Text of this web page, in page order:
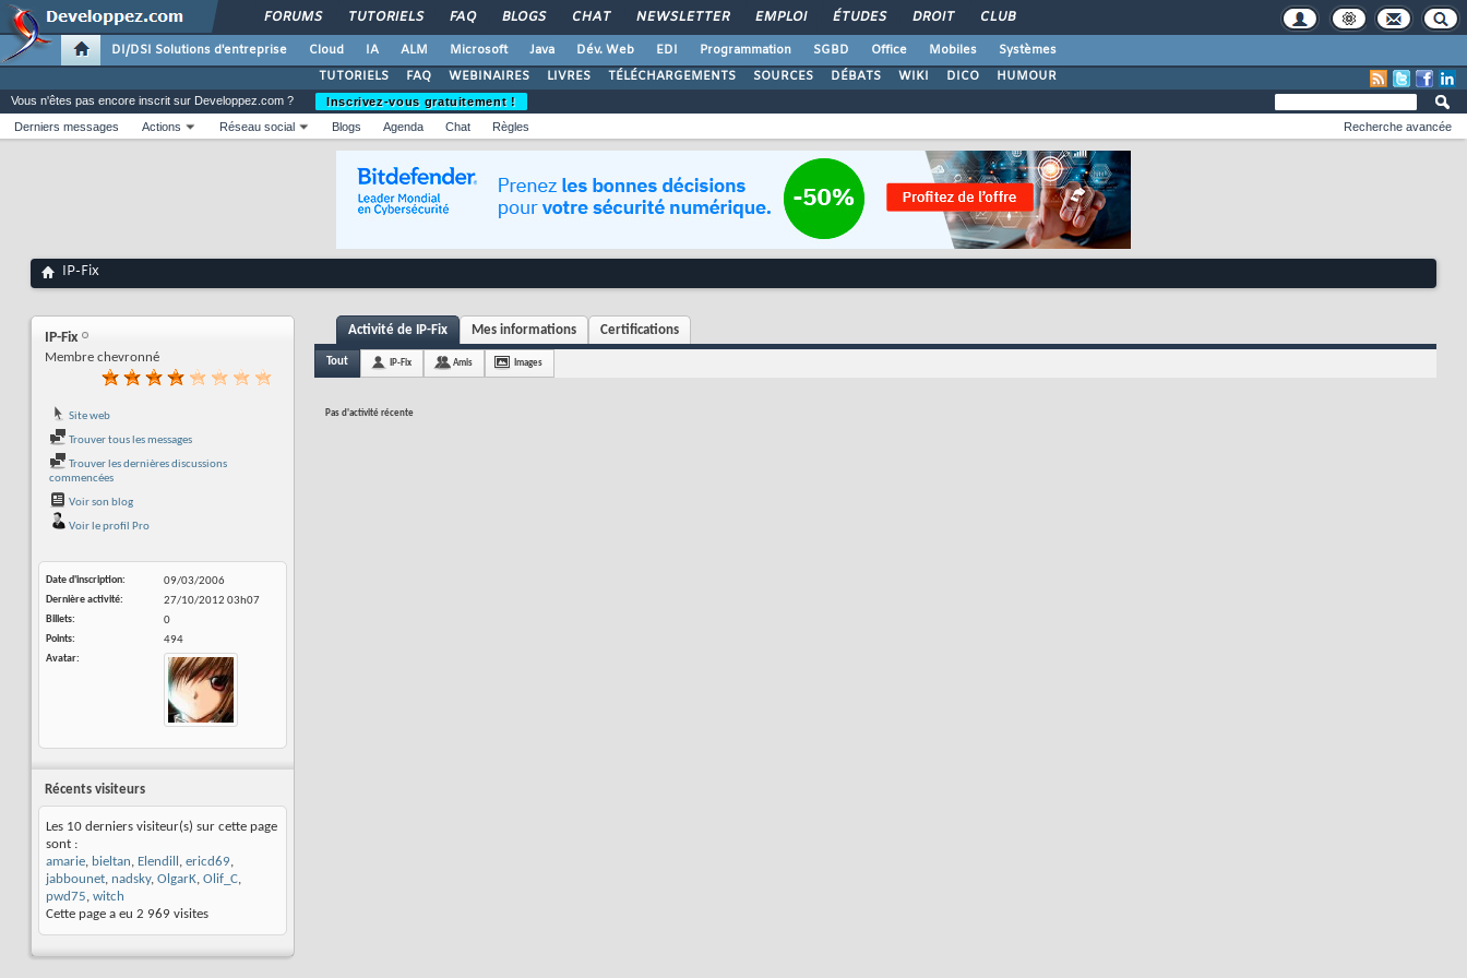
FORUMS TUTORIELS FAQ BLOGS CHAT NEWSLETTER EMPLOI ÉTUDES DROIT CLUB
DI/DSI Solutions d'entreprise Cloud IA ALM Microsoft Java Dév. Web EDI Programmation SGBD Office Mobiles
Systèmes
TUTORIELS
FAQ WEBINAIRES LIVRES TÉLÉCHARGEMENTS SOURCES DÉBATS WIKI DICO HUMOUR
Vous n'êtes pas encore inscrit sur Developpez.com ?
Inscrivez-vous gratuitement !
Derniers messages
Actions Réseau social Blogs Agenda Chat Règles Recherche avancée
IP-Fix
IP-Fix
Membre chevronné
Site web
Trouver tous les messages
Trouver les dernières discussions
commencées
Voir son blog
Voir le profil Pro
Date d'inscription
09/03/2006
Dernière activité
27/10/2012 03h07
Billets
0
Points
494
Avatar
Récents visiteurs
Les 10 derniers visiteur(s) sur cette page
sont :
amarie, bieltan, Elendill , ericd69,
jabbounet, nadsky, OlgarK, Olif_C,
pwd75, witch
Cette page a eu 2 969 visites
Activité de IP-Fix Mes informations Certifications
Tout IP-Fix Amis Images
Pas d'activité récente